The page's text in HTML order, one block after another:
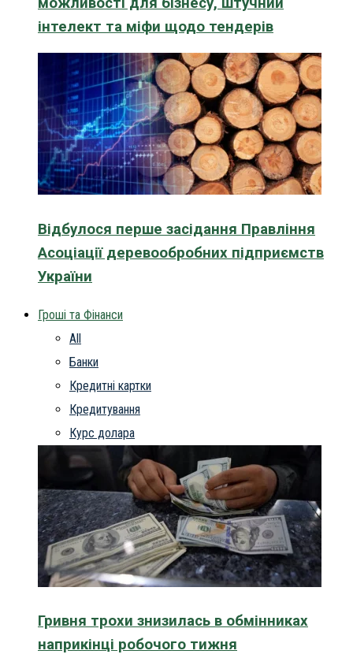
інтелект та міфи щодо тендерів
Відбулося перше засідання Правління
Асоціації деревообробних підприємств
України
Гроші та Фінанси
All
Банки
Кредитні картки
Кредитування
Курс долара
Гривня трохи знизилась в обмінниках
наприкінці робочого тижня